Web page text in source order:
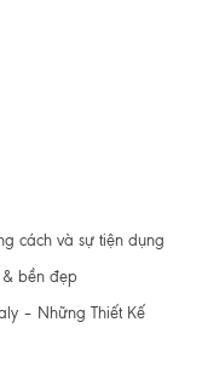
cách và sự tiện dụng
& bền đẹp
– Những Thiết Kế